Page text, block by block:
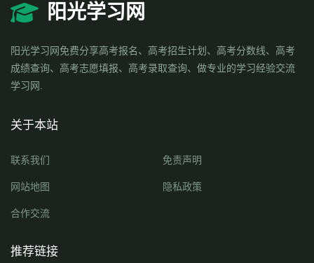
阳光学习网
阳光学习网免费分享高考报名、高考招生计划、高考分数线、高考
成绩查询、高考志愿填报、高考录取查询、做专业的学习经验交流
学习网.
关于本站
联系我们 免责声明
网站地图 隐私政策
合作交流
推荐链接